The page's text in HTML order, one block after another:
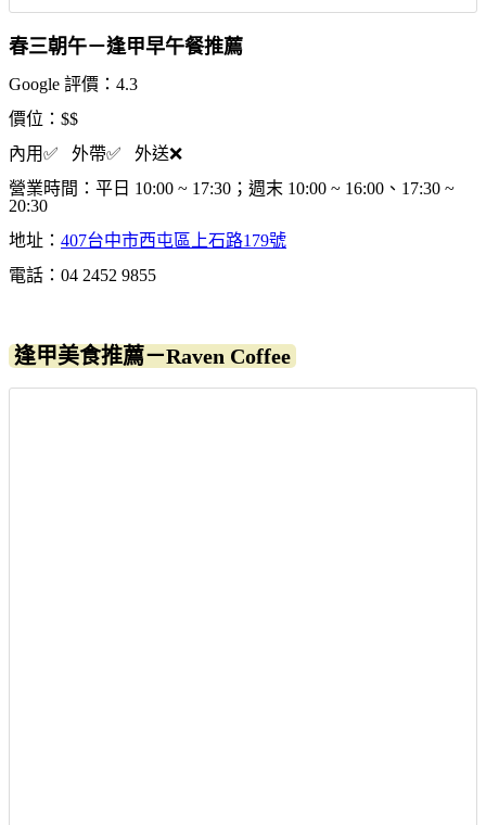
春三朝午－逢甲早午餐推薦
Google 評價：4.3
價位：$$
內用✅ 外帶✅ 外送❌
營業時間：平日 10:00 ~ 17:30；週末 10:00 ~ 16:00、17:30 ~
20:30
地址： 407台中市西屯區上石路179號
電話：04 2452 9855
逢甲美食推薦－Raven Coffee